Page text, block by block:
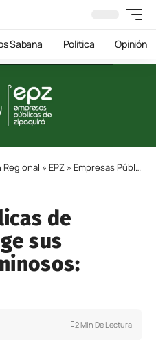
Sabana Política Opinión
Regional » EPZ » Empresas Públicas de Zipaquirá recoge sus residuos voluminosos: conozca cómo
de
sus
2 Min De Lectura